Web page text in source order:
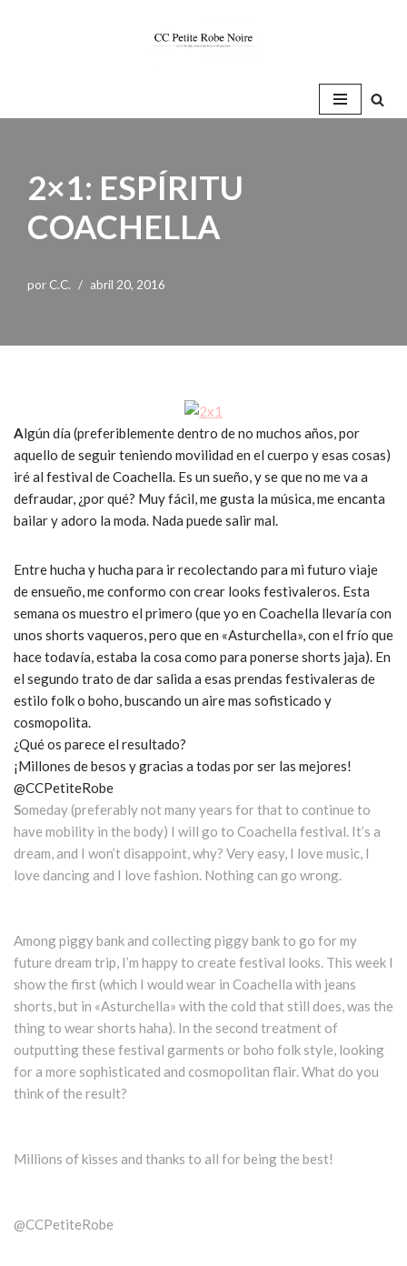
2×1: ESPÍRITU
COACHELLA
por C.C. abril 20, 2016
Algún día (preferiblemente dentro de no muchos años, por
aquello de seguir teniendo movilidad en el cuerpo y esas cosas)
iré al festival de Coachella. Es un sueño, y se que no me va a
defraudar, ¿por qué? Muy fácil, me gusta la música, me encanta
bailar y adoro la moda. Nada puede salir mal.
Entre hucha y hucha para ir recolectando para mi futuro viaje
de ensueño, me conformo con crear looks festivaleros. Esta
semana os muestro el primero (que yo en Coachella llevaría con
unos shorts vaqueros, pero que en «Asturchella», con el frío que
hace todavía, estaba la cosa como para ponerse shorts jaja). En
el segundo trato de dar salida a esas prendas festivaleras de
estilo folk o boho, buscando un aire mas sofisticado y
cosmopolita.
¿Qué os parece el resultado?
¡Millones de besos y gracias a todas por ser las mejores!
@CCPetiteRobe
Someday (preferably not many years for that to continue to
have mobility in the body) I will go to Coachella festival. It’s a
dream, and I won’t disappoint, why? Very easy, I love music, I
love dancing and I love fashion. Nothing can go wrong.
Among piggy bank and collecting piggy bank to go for my
future dream trip, I’m happy to create festival looks. This week I
show the first (which I would wear in Coachella with jeans
shorts, but in «Asturchella» with the cold that still does, was the
thing to wear shorts haha). In the second treatment of
outputting these festival garments or boho folk style, looking
for a more sophisticated and cosmopolitan flair. What do you
think of the result?
Millions of kisses and thanks to all for being the best!
@CCPetiteRobe